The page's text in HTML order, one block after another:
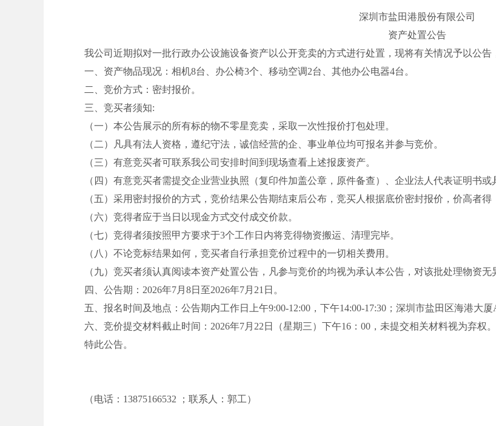
深圳市盐田港股份有限公司
资产处置公告
我公司近期拟对一批行政办公设施设备资产以公开竞卖的方式进行处置，现将有关情况予以公告
一、资产物品现况： 相机8台、办公椅3个、移动空调2台、其他办公电器4台 。
二、竞价方式：密封报价。
三、竞买者须知:
（一）本公告展示的所有标的物不零星竞卖，采取一次性报价打包处理。
（二）凡具有法人资格，遵纪守法，诚信经营的企、事业单位均可报名并参与竞价。
（三）有意竞买者可联系我公司安排时间到现场查看上述报废资产。
（四）有意竞买者需提交企业营业执照（复印件加盖公章，原件备查）、企业法人代表证明书
（五）采用密封报价的方式，竞价结果公告期结束后公布，竞买人根据底价密封报价，价高者
（六）竞得者应于当日以现金方式交付成交价款。
（七）竞得者须按照甲方要求于3个工作日内将竞得物资搬运、清理完毕。
（八）不论竞标结果如何，竞买者自行承担竞价过程中的一切相关费用。
（九）竞买者须认真阅读本资产处置公告，凡参与竞价的均视为承认本公告，对该批处理物资
四、公告期： 2026年7月 8日至2026年7月 21 日。
五、报名时间及地点：公告期内工作日上午9:00-12:00，下午14:00-17:30；深圳市盐田区海港大厦
六、竞价提交材料截止时间： 2026年7月 22 日（星期三）下午16：00，未提交相关材料视为弃权。
特此公告。
（电话： 13875166532 ；联系人： 郭工 ）